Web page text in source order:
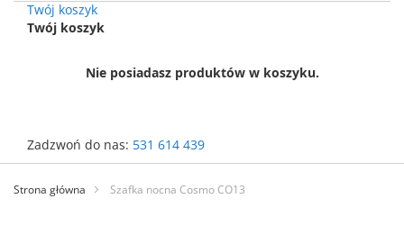
Twój koszyk
Twój koszyk
Nie posiadasz produktów w koszyku.
Zadzwoń do nas: 531 614 439
Przejdź
treści
Strona główna Szafka nocna Cosmo CO13